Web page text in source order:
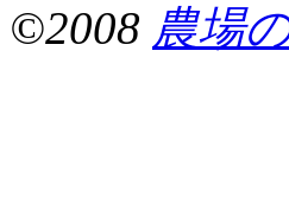
©2008 農場